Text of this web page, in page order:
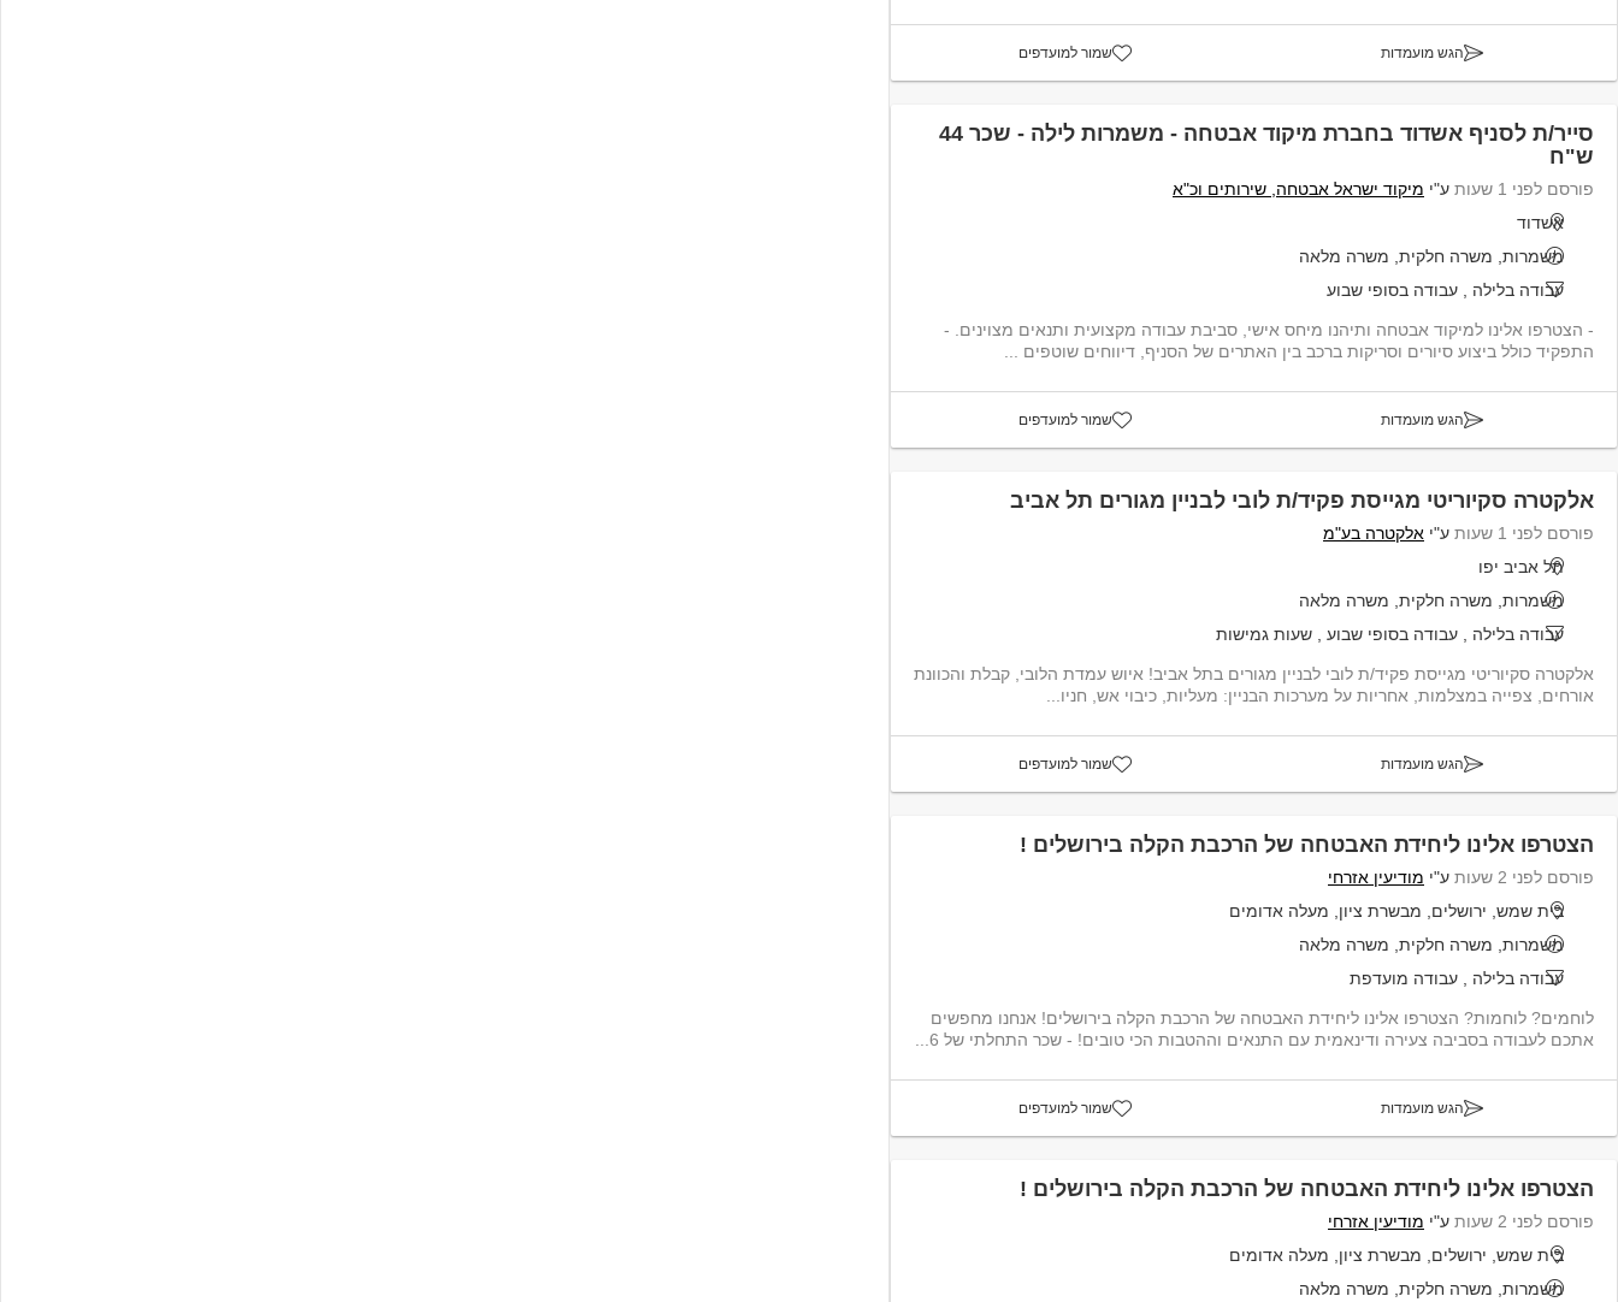
הגש מועמדות שמור למועדפים
סייר/ת לסניף אשדוד בחברת מיקוד אבטחה - משמרות לילה - שכר 44
ש"ח
פורסם לפני 1 שעות ע"י מיקוד ישראל אבטחה, שירותים וכ"א
אשדוד
משמרות, משרה חלקית, משרה מלאה
עבודה בלילה
עבודה בסופי שבוע
- הצטרפו אלינו למיקוד אבטחה ותיהנו מיחס אישי, סביבת עבודה מקצועית ותנאים מצוינים. -
התפקיד כולל ביצוע סיורים וסריקות ברכב בין האתרים של הסניף, דיווחים שוטפים ...
הגש מועמדות שמור למועדפים
אלקטרה סקיוריטי מגייסת פקיד/ת לובי לבניין מגורים תל אביב
פורסם לפני 1 שעות ע"י אלקטרה בע"מ
תל אביב יפו
משמרות, משרה חלקית, משרה מלאה
עבודה בלילה
עבודה בסופי שבוע שעות גמישות
אלקטרה סקיוריטי מגייסת פקיד/ת לובי לבניין מגורים בתל אביב! איוש עמדת הלובי, קבלת והכוונת
אורחים, צפייה במצלמות, אחריות על מערכות הבניין: מעליות, כיבוי אש, חניו...
הגש מועמדות שמור למועדפים
הצטרפו אלינו ליחידת האבטחה של הרכבת הקלה בירושלים !
פורסם לפני 2 שעות ע"י מודיעין אזרחי
בית שמש, ירושלים, מבשרת ציון, מעלה אדומים
משמרות, משרה חלקית, משרה מלאה
עבודה בלילה
עבודה מועדפת
לוחמים? לוחמות? הצטרפו אלינו ליחידת האבטחה של הרכבת הקלה בירושלים! אנחנו מחפשים
אתכם לעבודה בסביבה צעירה ודינאמית עם התנאים וההטבות הכי טובים! - שכר התחלתי של 6...
הגש מועמדות שמור למועדפים
הצטרפו אלינו ליחידת האבטחה של הרכבת הקלה בירושלים !
פורסם לפני 2 שעות ע"י מודיעין אזרחי
בית שמש, ירושלים, מבשרת ציון, מעלה אדומים
משמרות, משרה חלקית, משרה מלאה